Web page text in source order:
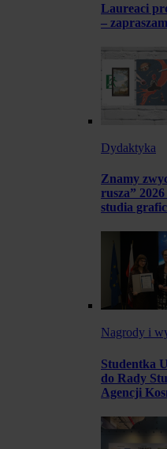
Laureaci
–
Dydaktyka
Znamy
rusza”
studia
Nagrody i
Studentka
do Rady
Agencji